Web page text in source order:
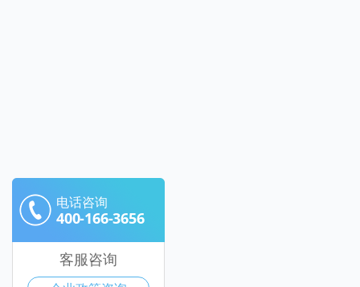
电话咨询
400-166-3656
客服咨询